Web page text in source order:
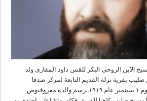
الابن الروحى البكر للقس داود المقارى ولد
بقرية نزلة القديم التابعة لمركز صدفا
بمحافظة اسيوط وذلك يوم ١ سبتمبر عام ١٩١٩..رسم والده مقروفيوص